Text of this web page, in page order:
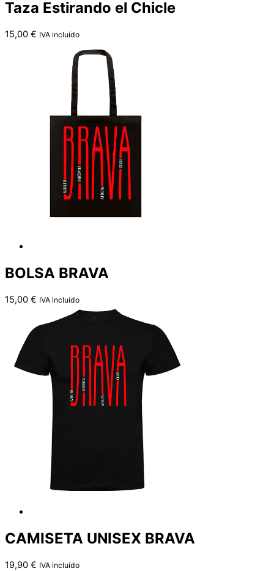
Taza Estirando el Chicle
15,00 € IVA incluído
BOLSA BRAVA
15,00 € IVA incluído
CAMISETA UNISEX BRAVA
19,90 € IVA incluído